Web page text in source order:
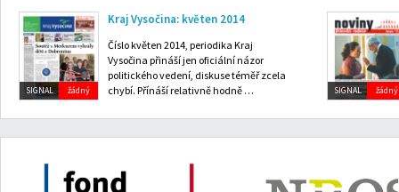
SIGNAL žádný
Kraj Vysočina: květen 2014
Číslo květen 2014, periodika Kraj
Vysočina přináší jen oficiální názor
politického vedení, diskuse téměř zcela
chybí. Přínáší relativně hodně …
SIGNAL žádný